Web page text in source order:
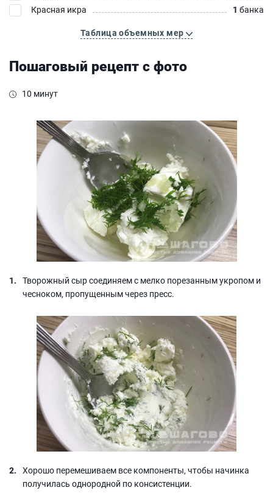
Красная икра
1 банка
Таблица объемных мер
Пошаговый рецепт с фото
10 минут
Творожный сыр соединяем с мелко порезанным укропом и
чесноком, пропущенным через пресс.
Хорошо перемешиваем все компоненты, чтобы начинка
получилась однородной по консистенции.